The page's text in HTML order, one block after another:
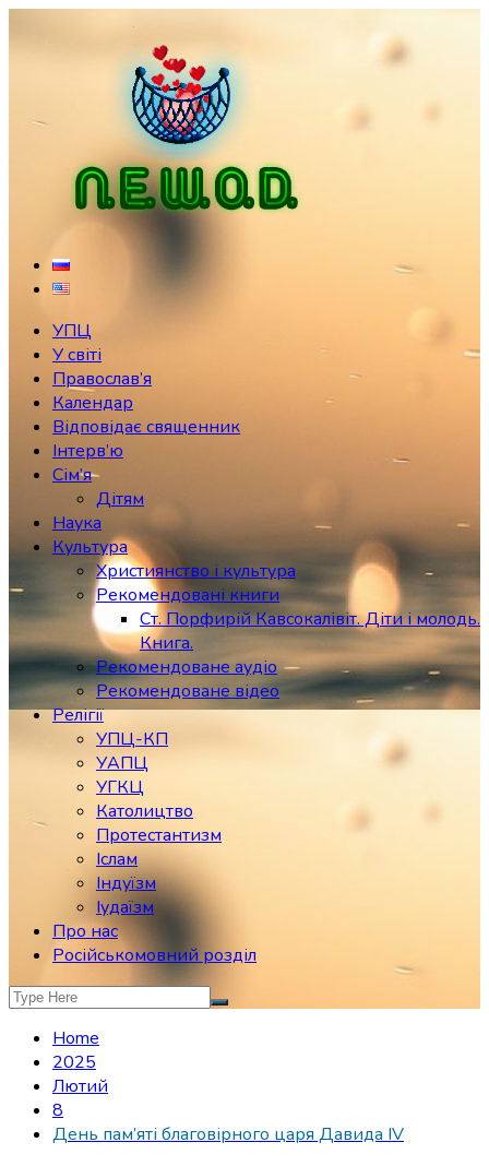
УПЦ
У світі
Православ’я
Календар
Відповідає священник
Інтерв’ю
Сім’я
Дітям
Наука
Культура
Християнство і культура
Рекомендовані книги
Ст. Порфирій Кавсокалівіт. Діти і молодь.
Книга.
Рекомендоване аудіо
Рекомендоване відео
Релігії
УПЦ-КП
УАПЦ
УГКЦ
Католицтво
Протестантизм
Іслам
Індуїзм
Іудаїзм
Про нас
Російськомовний розділ
Home
2025
Лютий
8
День пам’яті благовірного царя Давида IV